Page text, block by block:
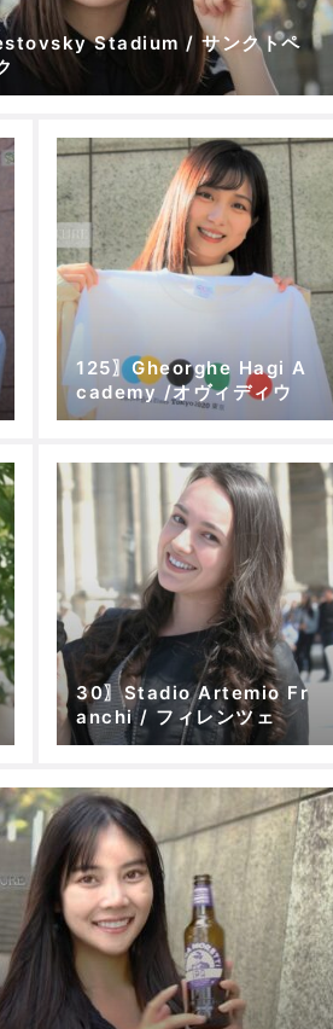
Stadium / サンクトペ
125〗Gheorghe Hagi A
cademy /オヴィディウ
30〗Stadio Artemio Fr
anchi / フィレンツェ